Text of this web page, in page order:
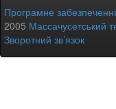
Програмне
2005 Массачусетський
Зворотний зв’язок